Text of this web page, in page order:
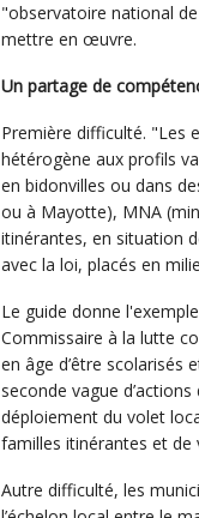
"observatoire national
mettre en œuvre.
Un partage de
Première difficulté. "Les
hétérogène aux profils
en bidonvilles ou dans
ou à Mayotte), MNA
itinérantes, en situation
avec la loi, placés en
Le guide donne
Commissaire à la lutte
en âge d’être scolarisés
seconde vague
déploiement du volet
familles itinérantes et de
Autre difficulté, les